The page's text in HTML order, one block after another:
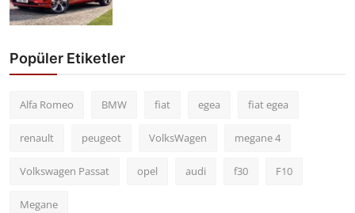
Popüler Etiketler
Alfa Romeo BMW fiat egea fiat egea
renault peugeot VolksWagen megane 4
Volkswagen Passat opel audi f30 F10
Megane